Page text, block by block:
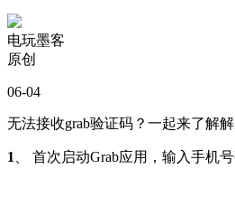
电玩墨客
原创
06-04
无法接收grab验证码？一起来了解解
1 、 首次启动Grab应用，输入手机